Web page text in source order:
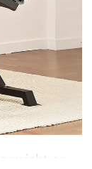
en